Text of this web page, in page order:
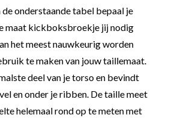
de onderstaande tabel bepaal je
maat kickboksbroekje jij nodig
het meest nauwkeurig worden
te maken van jouw taillemaat.
deel van je torso en bevindt
en onder je ribben. De taille meet
helemaal rond op te meten met